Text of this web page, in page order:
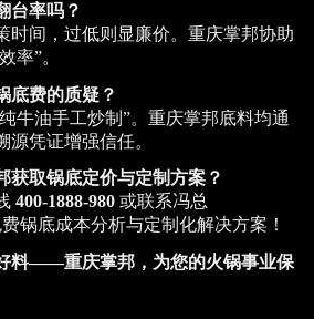
台率吗？
时间，过低则显廉价。重庆掌邦协助
率”。
底费的质疑？
牛油手工炒制”。重庆掌邦底料均通
凭证增强信任。
获取锅底定价与定制方案？
400-1888-980 或联系冯总
费锅底成本分析与定制化解决方案！
料——重庆掌邦，为您的火锅事业保